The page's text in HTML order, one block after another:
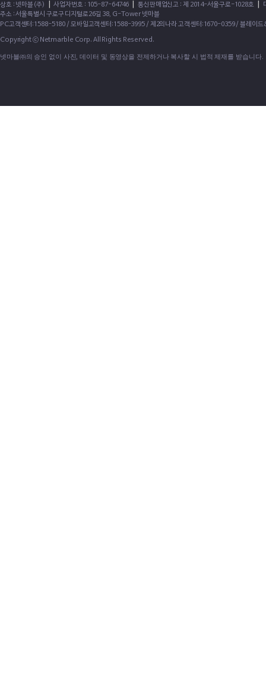
상호 : 넷마블(주) 사업자번호 : 105-87-64746 통신판매업신고 : 제 2014-서울구로-1028호
주소 : 서울특별시 구로구 디지털로26길 38, G-Tower 넷마블
PC고객센터:1588-5180 / 모바일고객센터:1588-3995 / 제2의나라 고객센터:1670-0359 / 블레이
Copyright ⓒ Netmarble Corp. All Rights Reserved.
넷마블㈜의 승인 없이 사진, 데이터 및 동영상을 전제하거나 복사할 시 법적 제재를 받습니다.